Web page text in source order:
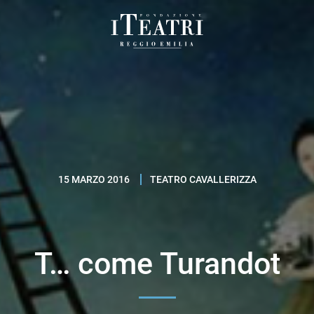
15 MARZO 2016 TEATRO CAVALLERIZZA
T… come Turandot